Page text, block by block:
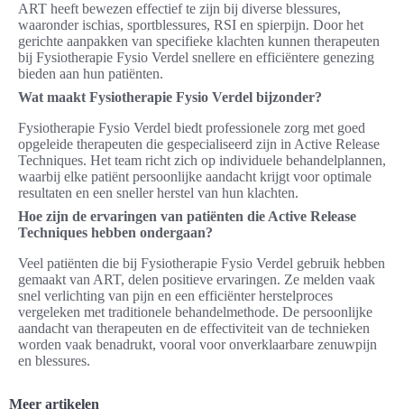
ART heeft bewezen effectief te zijn bij diverse blessures,
waaronder ischias, sportblessures, RSI en spierpijn. Door het
gerichte aanpakken van specifieke klachten kunnen therapeuten
bij Fysiotherapie Fysio Verdel snellere en efficiëntere genezing
bieden aan hun patiënten.
Wat maakt Fysiotherapie Fysio Verdel bijzonder?
Fysiotherapie Fysio Verdel biedt professionele zorg met goed
opgeleide therapeuten die gespecialiseerd zijn in Active Release
Techniques. Het team richt zich op individuele behandelplannen,
waarbij elke patiënt persoonlijke aandacht krijgt voor optimale
resultaten en een sneller herstel van hun klachten.
Hoe zijn de ervaringen van patiënten die Active Release
Techniques hebben ondergaan?
Veel patiënten die bij Fysiotherapie Fysio Verdel gebruik hebben
gemaakt van ART, delen positieve ervaringen. Ze melden vaak
snel verlichting van pijn en een efficiënter herstelproces
vergeleken met traditionele behandelmethode. De persoonlijke
aandacht van therapeuten en de effectiviteit van de technieken
worden vaak benadrukt, vooral voor onverklaarbare zenuwpijn
en blessures.
Meer artikelen